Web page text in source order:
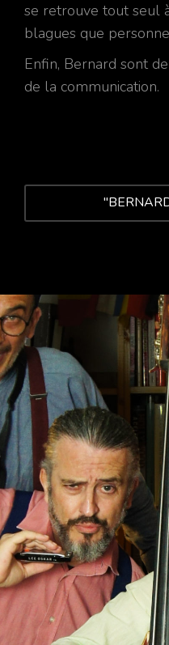
se retrouve tout seul
blagues que
Enfin, Bernard sont
de la communication.